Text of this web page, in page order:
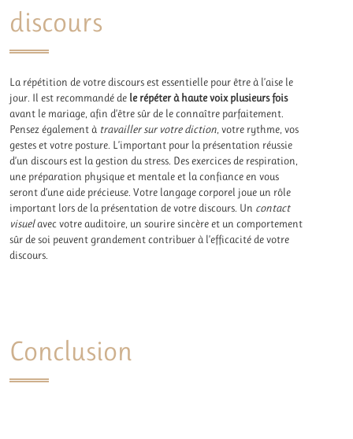
discours
La répétition de votre discours est essentielle pour être à l’aise le
jour. Il est recommandé de le répéter à haute voix plusieurs fois
avant le mariage, afin d’être sûr de le connaître parfaitement.
Pensez également à travailler sur votre diction, votre rythme, vos
gestes et votre posture. L’important pour la présentation réussie
d’un discours est la gestion du stress. Des exercices de respiration,
une préparation physique et mentale et la confiance en vous
seront d’une aide précieuse. Votre langage corporel joue un rôle
important lors de la présentation de votre discours. Un contact
visuelavec votre auditoire, un sourire sincère et un comportement
sûr de soi peuvent grandement contribuer à l’efficacité de votre
discours.
Conclusion